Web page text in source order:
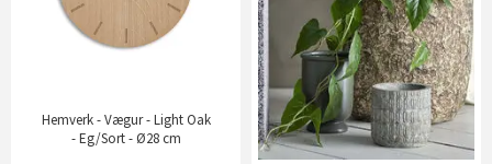
Hemverk - Vægur - Light Oak
- Eg/Sort - Ø28 cm